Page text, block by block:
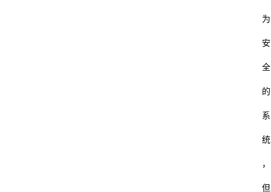
为
安
全
的
系
统
，
但